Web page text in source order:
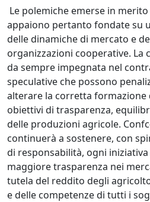
Le polemiche emerse in
appaiono pertanto fondate su
delle dinamiche di mercato e
organizzazioni cooperative. La
da sempre impegnata nel
speculative che possono
alterare la corretta formazione
obiettivi di trasparenza,
delle produzioni agricole.
continuerà a sostenere, con
di responsabilità, ogni
maggiore trasparenza nei
tutela del reddito degli
e delle competenze di tutti i